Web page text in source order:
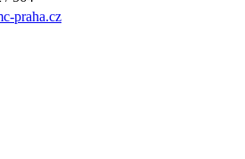
praha.cz